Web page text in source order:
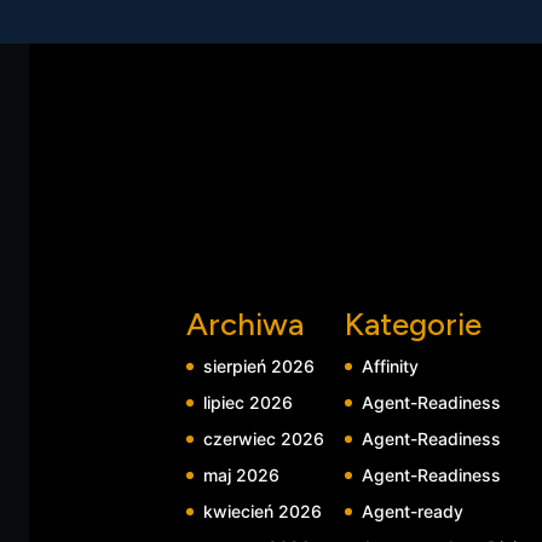
Archiwa
sierpień 2026
lipiec 2026
czerwiec 2026
maj 2026
kwiecień 2026
Kategorie
Affinity
Agent-Readiness
Agent-Readiness
Agent-Readiness
Agent-ready